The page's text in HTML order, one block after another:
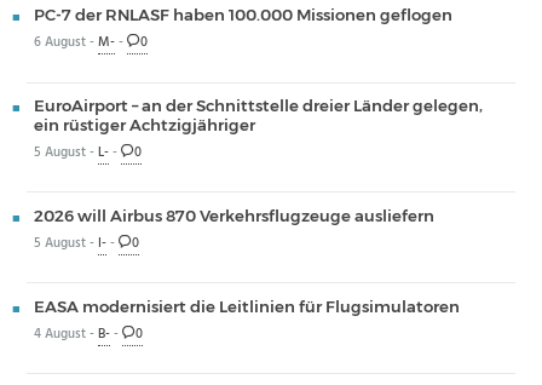
PC-7 der RNLASF haben 100.000 Missionen geflogen
6 August -M-- 0
EuroAirport – an der Schnittstelle dreier Länder gelegen,
ein rüstiger Achtzigjähriger
5 August -L-- 0
2026 will Airbus 870 Verkehrsflugzeuge ausliefern
5 August - I-- 0
EASA modernisiert die Leitlinien für Flugsimulatoren
4 August -B-- 0